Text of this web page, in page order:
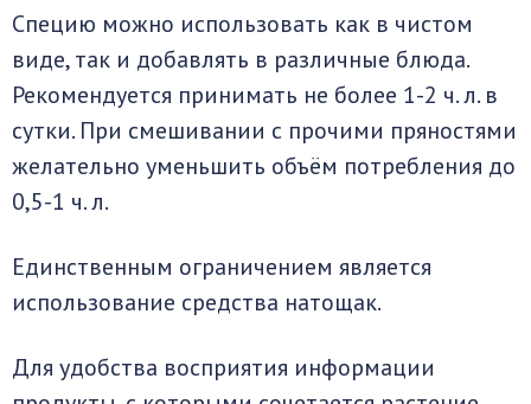
Специю можно использовать как в чистом
виде, так и добавлять в различные блюда.
Рекомендуется принимать не более 1-2 ч. л. в
сутки. При смешивании с прочими пряностями
желательно уменьшить объём потребления до
0,5-1 ч. л.
Единственным ограничением является
использование средства натощак.
Для удобства восприятия информации